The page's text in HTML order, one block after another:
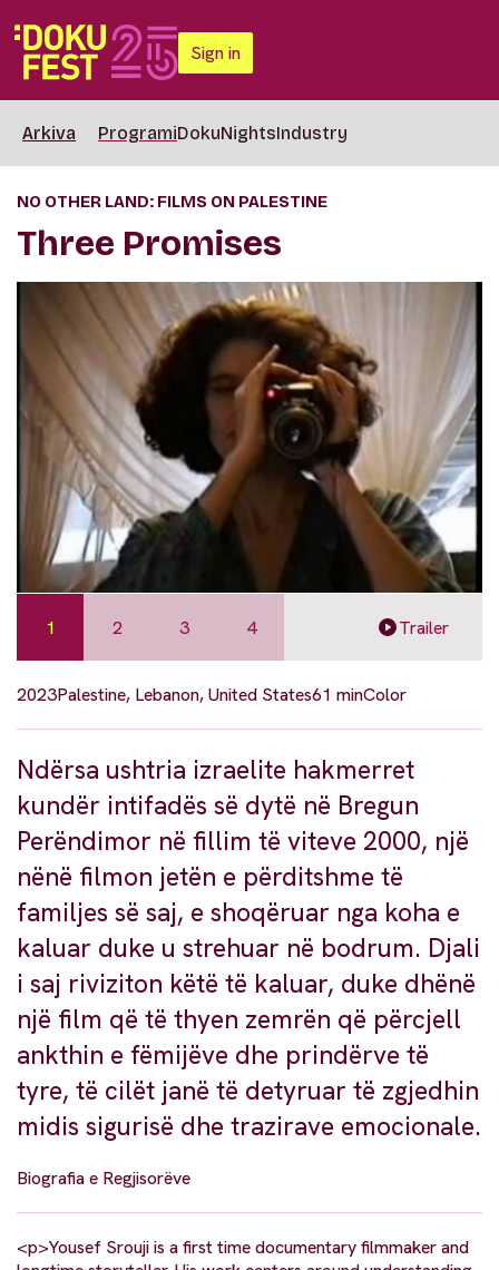
Sign in
Arkiva ProgramiDokuNightsIndustry
NO OTHER LAND: FILMS ON PALESTINE
Three Promises
1 2 3 4 Trailer
2023Palestine, Lebanon, United States61 minColor
Ndërsa ushtria izraelite hakmerret
kundër intifadës së dytë në Bregun
Perëndimor në fillim të viteve 2000, një
nënë filmon jetën e përditshme të
familjes së saj, e shoqëruar nga koha e
kaluar duke u strehuar në bodrum. Djali
i saj riviziton këtë të kaluar, duke dhënë
një film që të thyen zemrën që përcjell
ankthin e fëmijëve dhe prindërve të
tyre, të cilët janë të detyruar të zgjedhin
midis sigurisë dhe trazirave emocionale.
Biografia e Regjisorëve
<p>Yousef Srouji is a first time documentary filmmaker and